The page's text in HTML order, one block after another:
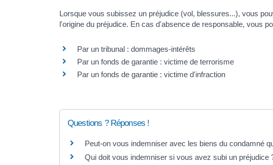
Lorsque vous subissez un préjudice (vol, blessures...), vous
l'origine du préjudice. En cas d'absence de responsable, vous
Par un tribunal : dommages-intérêts
Par un fonds de garantie : victime de terrorisme
Par un fonds de garantie : victime d'infraction
Questions ? Réponses !
Peut-on vous indemniser avec les biens du condamné
Qui doit vous indemniser si vous avez subi un préjudice